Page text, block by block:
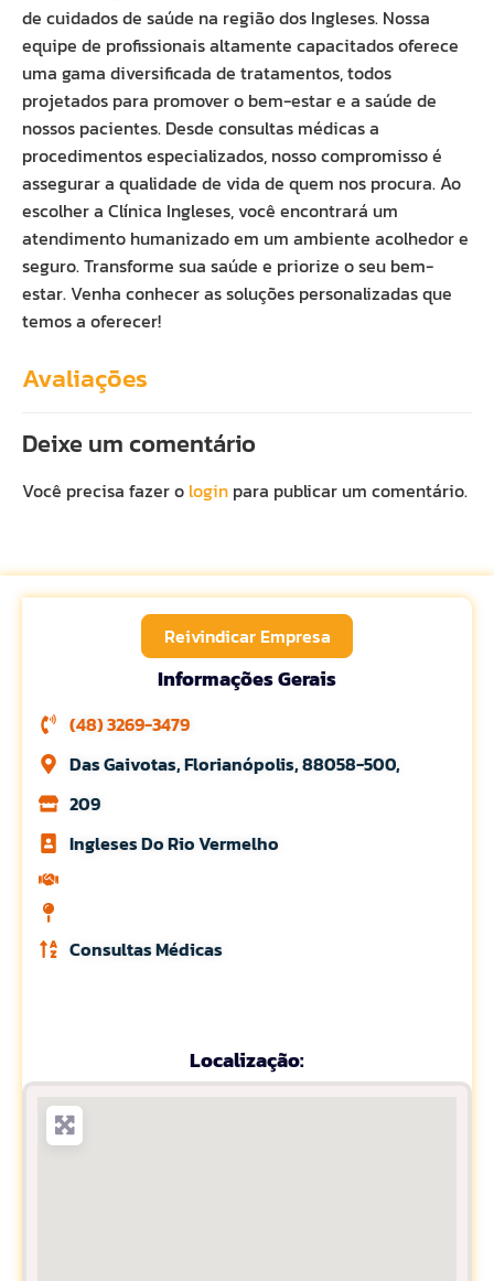
de cuidados de saúde na região dos Ingleses. Nossa
equipe de profissionais altamente capacitados oferece
uma gama diversificada de tratamentos, todos
projetados para promover o bem-estar e a saúde de
nossos pacientes. Desde consultas médicas a
procedimentos especializados, nosso compromisso é
assegurar a qualidade de vida de quem nos procura. Ao
escolher a Clínica Ingleses, você encontrará um
atendimento humanizado em um ambiente acolhedor e
seguro. Transforme sua saúde e priorize o seu bem-
estar. Venha conhecer as soluções personalizadas que
temos a oferecer!
Avaliações
Deixe um comentário
Você precisa fazer o login para publicar um comentário.
Reivindicar Empresa
Informações Gerais
(48) 3269-3479
Das Gaivotas, Florianópolis, 88058-500,
209
Ingleses Do Rio Vermelho
Consultas Médicas
Localização: